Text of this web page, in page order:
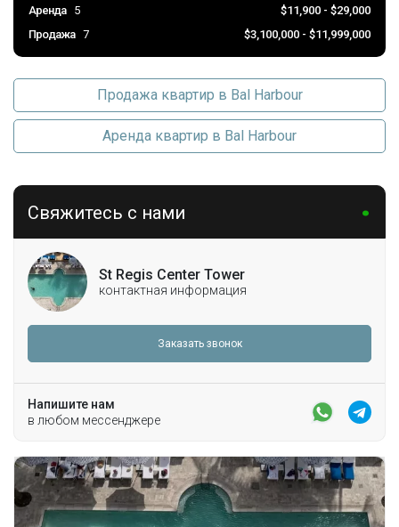
Аренда 5
$11,900 - $29,000
Продажа 7 $3,100,000 - $11,999,000
Продажа квартир в Bal Harbour
Аренда квартир в Bal Harbour
Свяжитесь с нами
St Regis Center Tower
контактная информация
Заказать звонок
Напишите нам
в любом мессенджере